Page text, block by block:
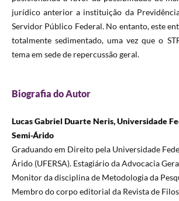
jurídico anterior a instituição da
Servidor Público Federal. No entanto, este
totalmente sedimentado, uma vez que o
tema em sede de repercussão geral.
Biografia do Autor
Lucas Gabriel Duarte Neris, Universidade
Semi-Árido
Graduando em Direito pela Universidade
Árido (UFERSA). Estagiário da Advocacia
Monitor da disciplina de Metodologia da
Membro do corpo editorial da Revista de